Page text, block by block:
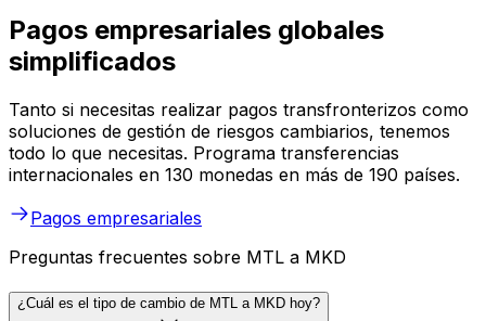
Pagos empresariales globales
simplificados
Tanto si necesitas realizar pagos transfronterizos como
soluciones de gestión de riesgos cambiarios, tenemos
todo lo que necesitas. Programa transferencias
internacionales en 130 monedas en más de 190 países.
Pagos empresariales
Preguntas frecuentes sobre MTL a MKD
¿Cuál es el tipo de cambio de MTL a MKD hoy?